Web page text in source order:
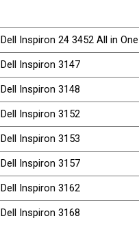
Dell Inspiron 24 3452 All in One
Dell Inspiron 3147
Dell Inspiron 3148
Dell Inspiron 3152
Dell Inspiron 3153
Dell Inspiron 3157
Dell Inspiron 3162
Dell Inspiron 3168